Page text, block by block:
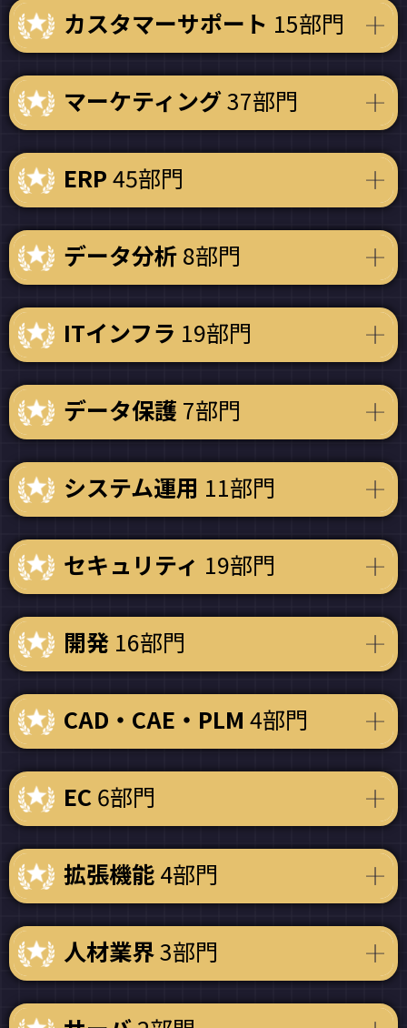
カスタマーサポート 15部門
マーケティング37部門
ERP45部門
データ分析8部門
ITインフラ 19部門
データ保護 7部門
システム運用 11部門
セキュリティ 19部門
開発 16部門
CAD・CAE・PLM 4部門
EC6部門
拡張機能4部門
人材業界3部門